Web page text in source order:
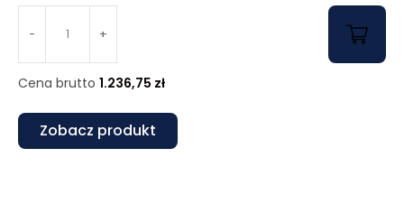
- +
Cena brutto 1.236,75 zł
Zobacz produkt